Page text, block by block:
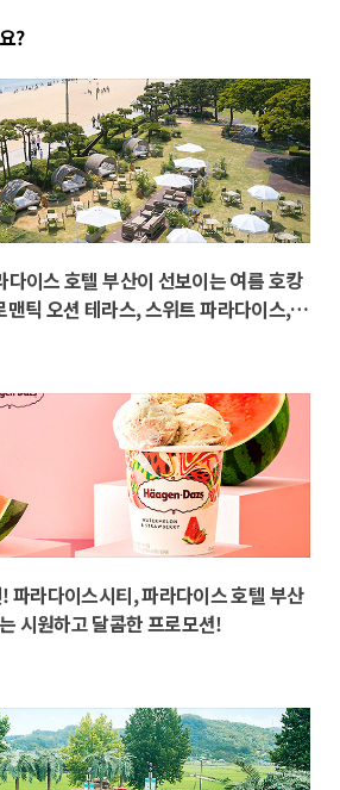
?
이스 호텔 부산이 선보이는 여름 호캉
틱 오션 테라스, 스위트 파라다이스,
파라다이스시티, 파라다이스 호텔 부산
시원하고 달콤한 프로모션!